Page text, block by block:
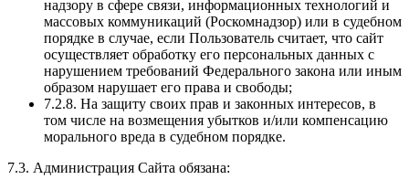
надзору в сфере связи, информационных технологий и
массовых коммуникаций (Роскомнадзор) или в судебном
порядке в случае, если Пользователь считает, что сайт
осуществляет обработку его персональных данных с
нарушением требований Федерального закона или иным
образом нарушает его права и свободы;
7.2.8. На защиту своих прав и законных интересов, в
том числе на возмещения убытков и/или компенсацию
морального вреда в судебном порядке.
7.3. Администрация Сайта обязана: